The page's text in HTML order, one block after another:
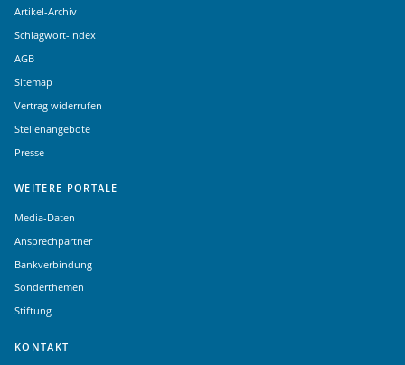
Artikel-Archiv
Schlagwort-Index
AGB
Sitemap
Vertrag widerrufen
Stellenangebote
Presse
WEITERE PORTALE
Media-Daten
Ansprechpartner
Bankverbindung
Sonderthemen
Stiftung
KONTAKT